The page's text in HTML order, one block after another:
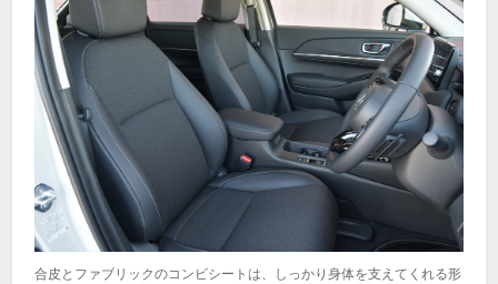
合皮とファブリックのコンビシートは、しっかり身体を支えてくれる形